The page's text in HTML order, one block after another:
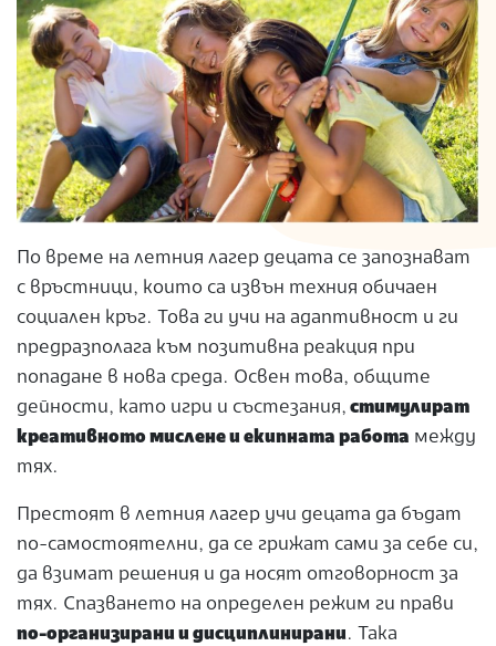
По време на летния лагер децата се запознават
с връстници, които са извън техния обичаен
социален кръг. Това ги учи на адаптивност и ги
предразполага към позитивна реакция при
попадане в нова среда. Освен това, общите
дейности, като игри и състезания, стимулират
креативното мислене и екипната работа между
тях.
Престоят в летния лагер учи децата да бъдат
по-самостоятелни, да се грижат сами за себе си,
да взимат решения и да носят отговорност за
тях. Спазването на определен режим ги прави
по-организирани и дисциплинирани. Така